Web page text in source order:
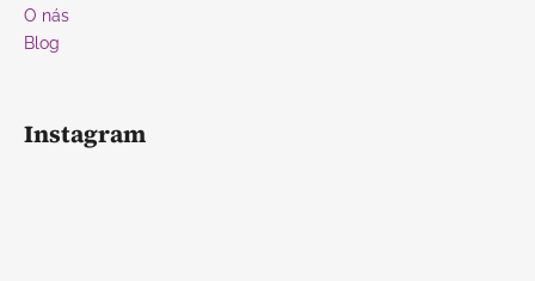
O nás
Blog
Instagram